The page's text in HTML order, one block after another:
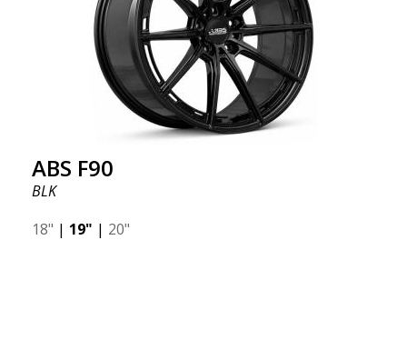
ABS F90
BLK
18" | 19" | 20"